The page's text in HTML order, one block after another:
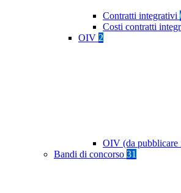
Contratti integrativi
Costi contratti
OIV 2
OIV (da pubblicare
Bandi di concorso 31